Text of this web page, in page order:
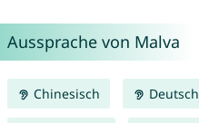
Aussprache von Malva
Chinesisch Deutsch